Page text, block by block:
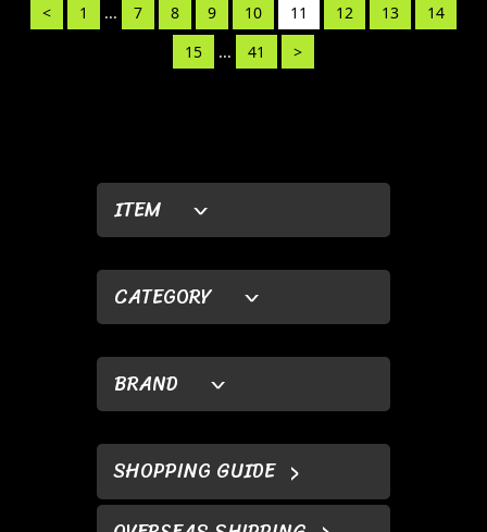
ITEM
CATEGORY
BRAND
SHOPPING GUIDE
< 1 ... 7 8 9 10 11 12 13
14
15
... 41 >